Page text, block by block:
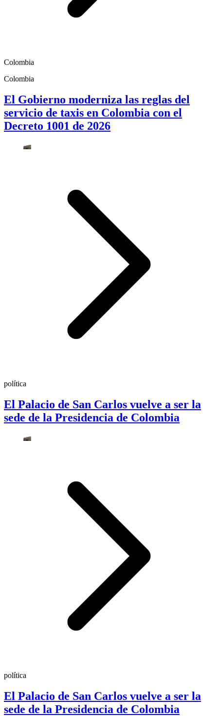
Colombia
Colombia
El Gobierno moderniza las reglas del
servicio de taxis en Colombia con el
Decreto 1001 de 2026
política
El Palacio de San Carlos vuelve a ser la
sede de la Presidencia de Colombia
política
El Palacio de San Carlos vuelve a ser la
sede de la Presidencia de Colombia